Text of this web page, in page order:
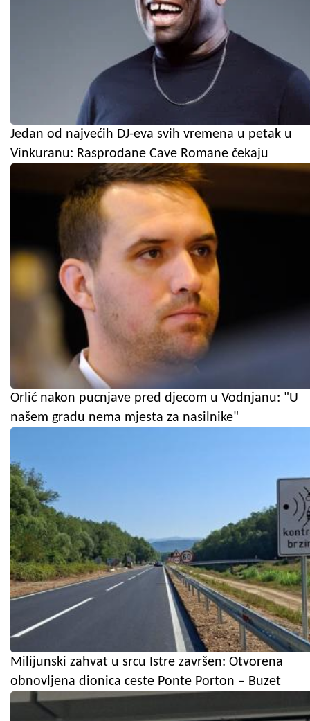
Jedan od najvećih DJ-eva svih vremena u petak u
Vinkuranu: Rasprodane Cave Romane čekaju
Orlić nakon pucnjave pred djecom u Vodnjanu: "U
našem gradu nema mjesta za nasilnike"
Milijunski zahvat u srcu Istre završen: Otvorena
obnovljena dionica ceste Ponte Porton – Buzet